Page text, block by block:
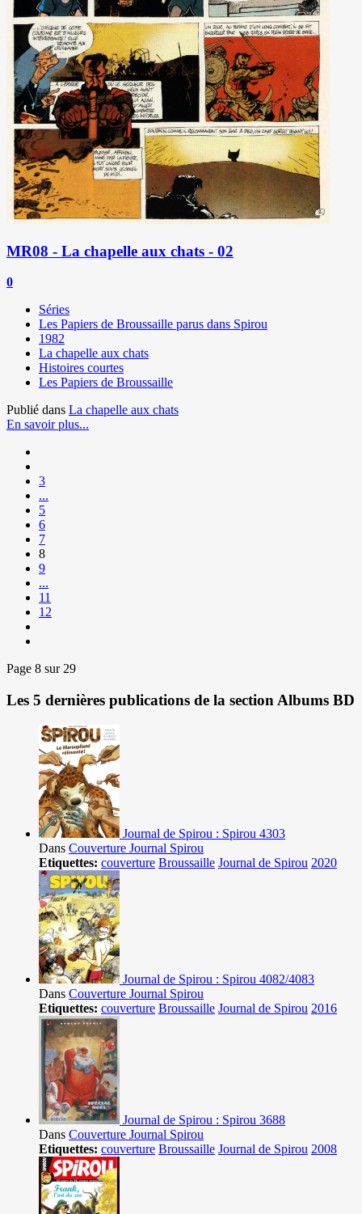
MR08 - La chapelle aux chats - 02
0
Séries
Les Papiers de Broussaille parus dans Spirou
1982
La chapelle aux chats
Histoires courtes
Les Papiers de Broussaille
Publié dans La chapelle aux chats
En savoir plus...
3
...
5
6
7
8
9
...
11
12
Page 8 sur 29
Les 5 dernières publications de la section Albums BD
Journal de Spirou : Spirou 4303
Dans Couverture Journal Spirou
Etiquettes: couverture Broussaille Journal de Spirou 2020
Journal de Spirou : Spirou 4082/4083
Dans Couverture Journal Spirou
Etiquettes: couverture Broussaille Journal de Spirou 2016
Journal de Spirou : Spirou 3688
Dans Couverture Journal Spirou
Etiquettes: couverture Broussaille Journal de Spirou 2008